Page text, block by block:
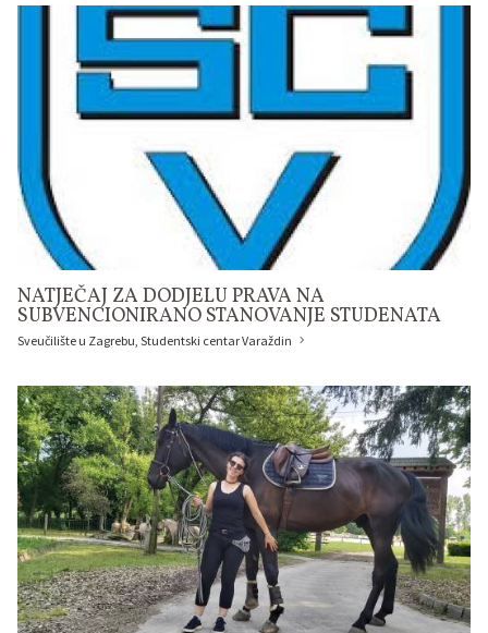
NATJEČAJ ZA DODJELU PRAVA NA
SUBVENCIONIRANO STANOVANJE STUDENATA
Sveučilište u Zagrebu, Studentski centar Varaždin